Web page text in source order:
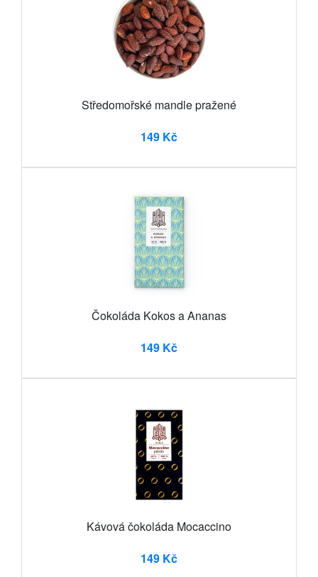
Středomořské mandle pražené
149 Kč
Čokoláda Kokos a Ananas
149 Kč
Kávová čokoláda Mocaccino
149 Kč